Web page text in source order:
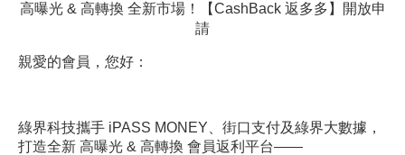
高曝光 & 高轉換 全新市場！
【CashBack 返多多】開放申
請
親愛的會員，您好：
綠界科技攜手 iPASS MONEY、街口支付及綠界大數據，
打造全新 高曝光 & 高轉換 會員返利平台——